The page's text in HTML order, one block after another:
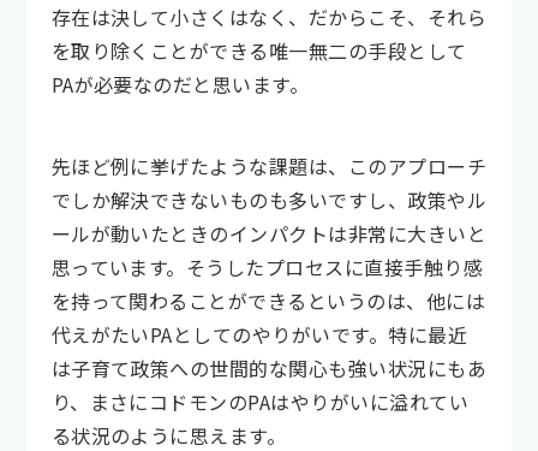
存在は決して小さくはなく、だからこそ、それら
を取り除くことができる唯一無二の手段として
PAが必要なのだと思います。
先ほど例に挙げたような課題は、このアプローチ
でしか解決できないものも多いですし、政策やル
ールが動いたときのインパクトは非常に大きいと
思っています。そうしたプロセスに直接手触り感
を持って関わることができるというのは、他には
代えがたいPAとしてのやりがいです。特に最近
は子育て政策への世間的な関心も強い状況にもあ
り、まさにコドモンのPAはやりがいに溢れてい
る状況のように思えます。